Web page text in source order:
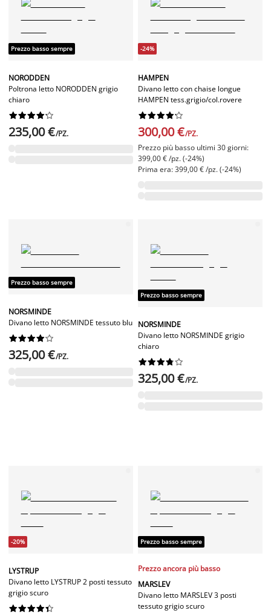
Prezzo basso sempre
NORODDEN
Poltrona letto NORODDEN grigio
chiaro






235,00 €/PZ.
-24%
HAMPEN
Divano letto con chaise longue
HAMPEN tess.grigio/col.rovere






300,00 €/PZ.
Prezzo più basso ultimi 30 giorni:
399,00 € /pz. (-24%)
Prima era: 399,00 € /pz. (-24%)
Prezzo basso sempre
NORSMINDE
Divano letto NORSMINDE tessuto blu






325,00 €/PZ.
Prezzo basso sempre
NORSMINDE
Divano letto NORSMINDE grigio
chiaro






325,00 €/PZ.
-20%
LYSTRUP
Divano letto LYSTRUP 2 posti tessuto
grigio scuro






Prezzo basso sempre
Prezzo ancora più basso
MARSLEV
Divano letto MARSLEV 3 posti
tessuto grigio scuro